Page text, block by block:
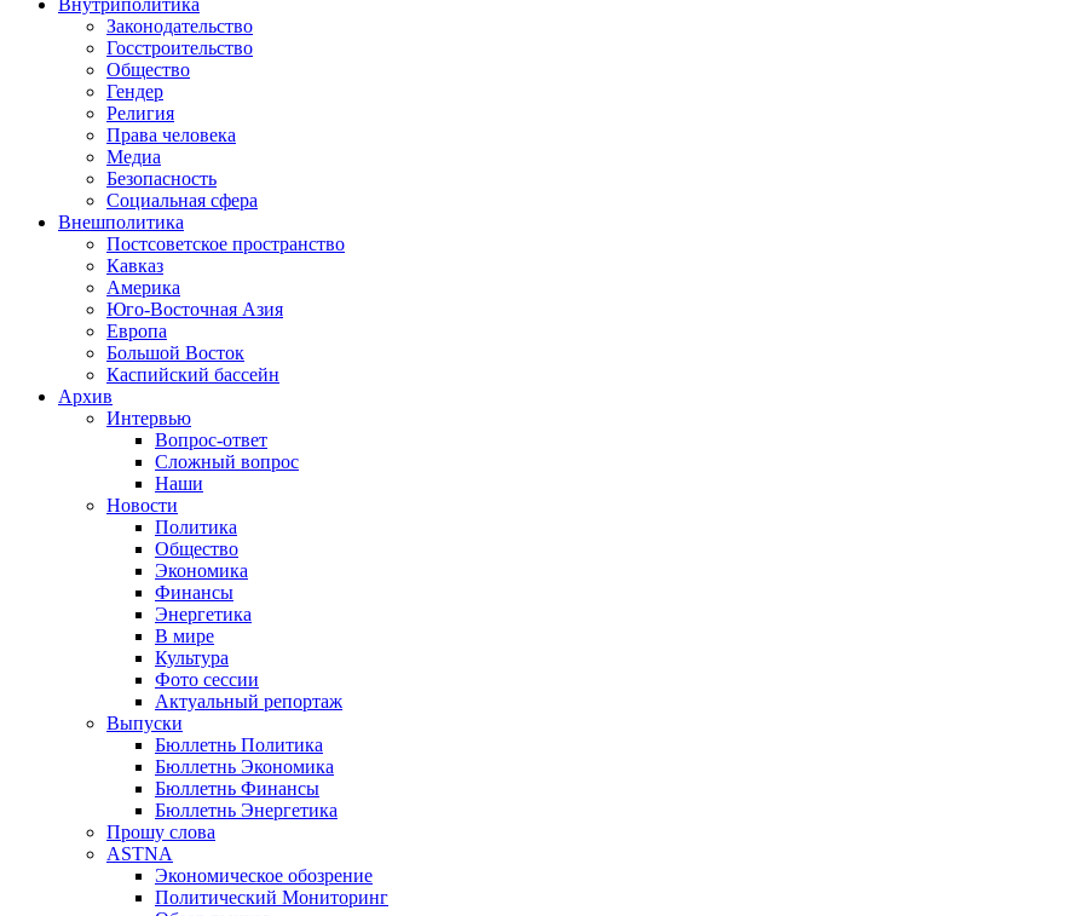
Внутриполитика
Законодательство
Госстроительство
Общество
Гендер
Религия
Права человека
Медиа
Безопасность
Социальная сфера
Внешполитика
Постсоветское пространство
Кавказ
Америка
Юго-Восточная Азия
Европа
Большой Восток
Каспийский бассейн
Архив
Интервью
Вопрос-ответ
Сложный вопрос
Наши
Новости
Политика
Общество
Экономика
Финансы
Энергетика
В мире
Культура
Фото сессии
Актуальный репортаж
Выпуски
Бюллетнь Политика
Бюллетнь Экономика
Бюллетнь Финансы
Бюллетнь Энергетика
Прошу слова
ASTNA
Экономическое обозрение
Политический Мониторинг